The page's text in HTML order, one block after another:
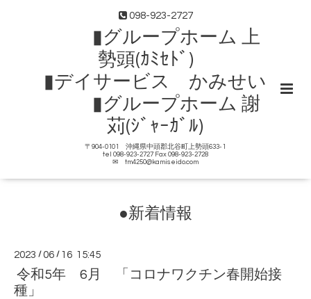
098-923-2727
▮グループホーム 上
勢頭(ｶﾐｾﾄﾞ)
▮デイサービス かみせい
▮グループホーム 謝
苅(ｼﾞｬｰｶﾞﾙ)
〒904-0101 沖縄県中頭郡北谷町上勢頭633-1
tel 098-923-2727 Fax 098-923-2728
✉ tm4250@kamiseido.com
●新着情報
2023 /06 / 16 15:45
令和5年 6月 「コロナワクチン春開始接
種」